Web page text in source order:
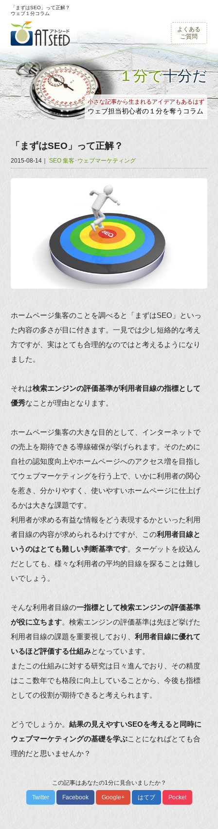
「まずはSEO」って正解？
ウェブ１分コラム
よくある
ご質問
１分で十分だ
小さな記事から生まれるアイデアもあるはず
ウェブ担当初心者の１分を奪うコラム
「まずはSEO」って正解？
2015-08-14 SEO 集客･ウェブマーケティング
ホームページ集客のことを調べると「まずはSEO」といっ
た内容の多さが目に付きます。一見では少し短絡的な考え
方ですが、実はとても合理的なのではと考えるようになり
ました。
それは検索エンジンの評価基準が利用者目線の指標として
優秀なことが理由となります。
ホームページ集客の大きな目的として、インターネットで
の売上を期待できる導線確保が挙げられます。そのために
自社の認知度向上やホームページへのアクセス増を目指し
てウェブマーケティングを行う上で、いかに利用者の関心
を惹き、分かりやすく、使いやすいホームページに仕上げ
るかは大きな課題です。
利用者が求める有益な情報をどう表現するかといった利用
者目線の内容が求められるわけですが、この利用者目線と
いうのはとても難しい判断基準です。ターゲットを絞込ん
だとしても、様々な利用者の平均的目線を探ることは難し
いでしょう。
そんな利用者目線の一指標として検索エンジンの評価基準
が役に立ちます。検索エンジンの評価基準は先ほど挙げた
利用者目線の課題を重要視しており、利用者目線に優れて
いるほど評価する仕組みとなっています。
またこの仕組みに対する研究は日々進んでおり、その精度
はここ数年でも格段に向上していることから、今後も指標
としての役割が期待できると考えられます。
どうでしょうか。結果の見えやすいSEOを考えると同時に
ウェブマーケティングの基礎を学ぶことになればとても合
理的だと思いませんか？
この記事はあなたの1分に見合いましたか？
Twitter Facebook Google+ はてブ Pocket